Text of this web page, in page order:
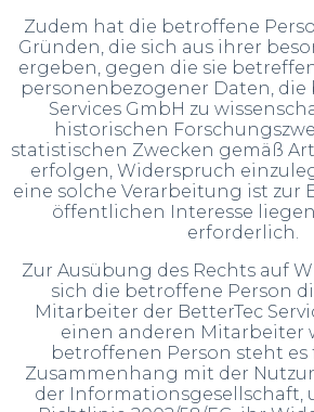
Zudem hat die betroffene
Gründen, die sich aus ihrer
ergeben, gegen die sie
personenbezogener Daten, die
Services GmbH zu
historischen
statistischen Zwecken gemäß Art.
erfolgen, Widerspruch
eine solche Verarbeitung ist zur
öffentlichen Interesse
erforderlich.
Zur Ausübung des Rechts auf
sich die betroffene Person
Mitarbeiter der BetterTec
einen anderen Mitarbeiter
betroffenen Person steht es
Zusammenhang mit der
der Informationsgesellschaft,